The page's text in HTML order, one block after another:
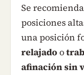
Se
posiciones
una posición
relajadoo
afinación sin